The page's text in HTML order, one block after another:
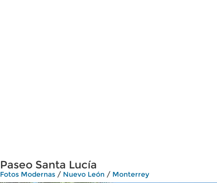
Paseo Santa Lucía
Fotos Modernas / Nuevo León / Monterrey